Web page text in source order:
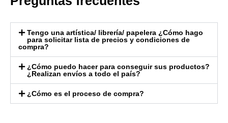
Tengo una artística/ librería/ papelera ¿Cómo hago
para solicitar lista de precios y condiciones de
compra?
¿Cómo puedo hacer para conseguir sus productos?
¿Realizan envíos a todo el país?
¿Cómo es el proceso de compra?